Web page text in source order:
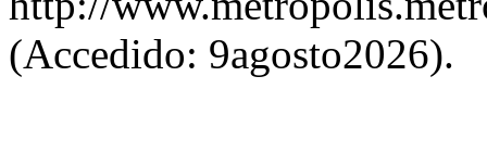
(Accedido: 9agosto2026).